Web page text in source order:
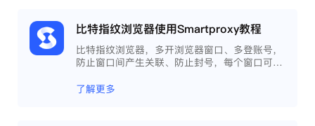
比特指纹浏览器使用Smartproxy教程
比特指纹浏览器，多开浏览器窗口、多登账号，
防止窗口间产生关联、防止封号，每个窗口可以
相互间完全环境独立、隔离，避免关联封号。
了解更多